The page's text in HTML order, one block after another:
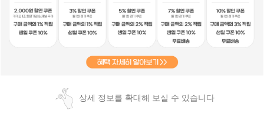
상세 정보를 확대해 보실 수 있습니다